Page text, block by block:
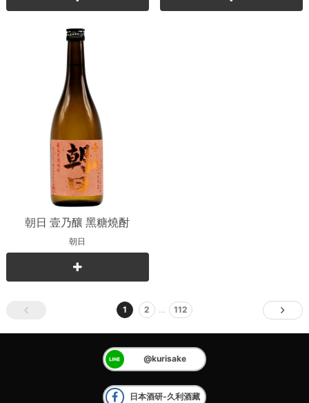
朝日 壹乃釀 黑糖燒酎
朝日
1 2 … 112
@kurisake
日本酒研-久利酒藏